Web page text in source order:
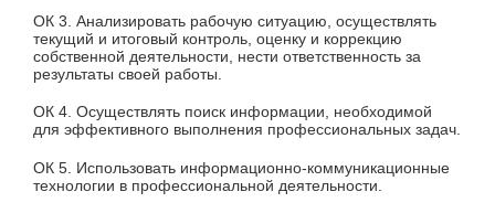
ОК 3. Анализировать рабочую ситуацию, осуществлять
текущий и итоговый контроль, оценку и коррекцию
собственной деятельности, нести ответственность за
результаты своей работы.
ОК 4. Осуществлять поиск информации, необходимой
для эффективного выполнения профессиональных задач.
ОК 5. Использовать информационно-коммуникационные
технологии в профессиональной деятельности.